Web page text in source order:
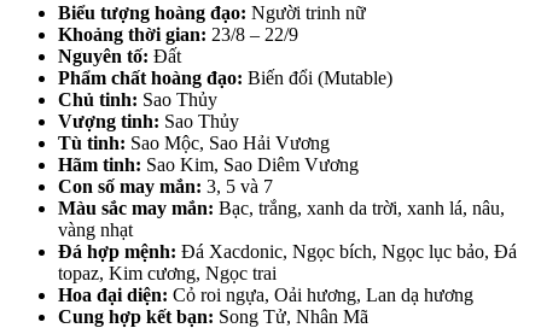
Biểu tượng hoàng đạo: Người trinh nữ
Khoảng thời gian: 23/8 – 22/9
Nguyên tố: Đất
Phẩm chất hoàng đạo: Biến đổi (Mutable)
Chủ tinh: Sao Thủy
Vượng tinh: Sao Thủy
Tù tinh: Sao Mộc, Sao Hải Vương
Hãm tinh: Sao Kim, Sao Diêm Vương
Con số may mắn: 3, 5 và 7
Màu sắc may mắn: Bạc, trắng, xanh da trời, xanh lá, nâu,
vàng nhạt
Đá hợp mệnh: Đá Xacdonic, Ngọc bích, Ngọc lục bảo, Đá
topaz, Kim cương, Ngọc trai
Hoa đại diện: Cỏ roi ngựa, Oải hương, Lan dạ hương
Cung hợp kết bạn: Song Tử, Nhân Mã